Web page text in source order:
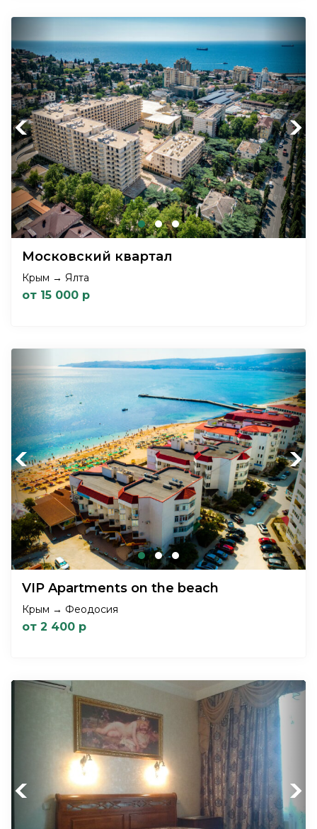
Previous Next
Московский квартал
Крым → Ялта
от 15 000 р
Previous Next
VIP Apartments on the beach
Крым → Феодосия
от 2 400 р
Previous Next